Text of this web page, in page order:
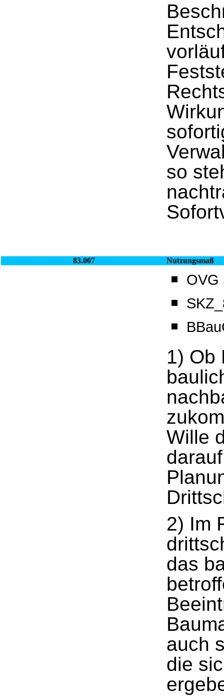
so
83.007 Nutzungsmaß
OVG
1) Ob
Wille
2) Im
das
auch
die